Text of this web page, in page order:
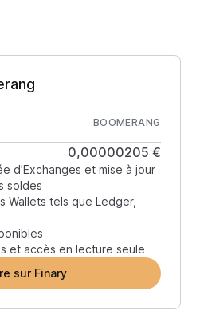
BOOMERANG
0,00000205 €
d’Exchanges et mise à jour
soldes
Wallets tels que Ledger,
et accès en lecture seule
sur Finary